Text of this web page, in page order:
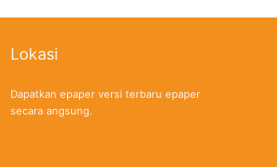
Lokasi
Dapatkan epaper versi terbaru epaper
secara angsung.